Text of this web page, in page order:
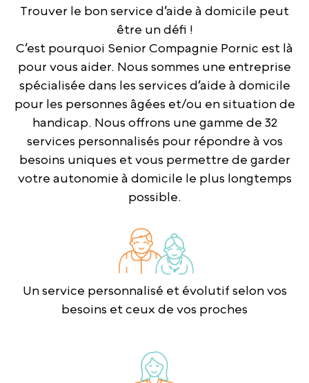
Trouver le bon service d’aide à domicile peut
être un défi !
C’est pourquoi Senior Compagnie Pornic est là
pour vous aider. Nous sommes une entreprise
spécialisée dans les services d’aide à domicile
pour les personnes âgées et/ou en situation de
handicap. Nous offrons une gamme de 32
services personnalisés pour répondre à vos
besoins uniques et vous permettre de garder
votre autonomie à domicile le plus longtemps
possible.
Un service personnalisé et évolutif selon vos
besoins et ceux de vos proches